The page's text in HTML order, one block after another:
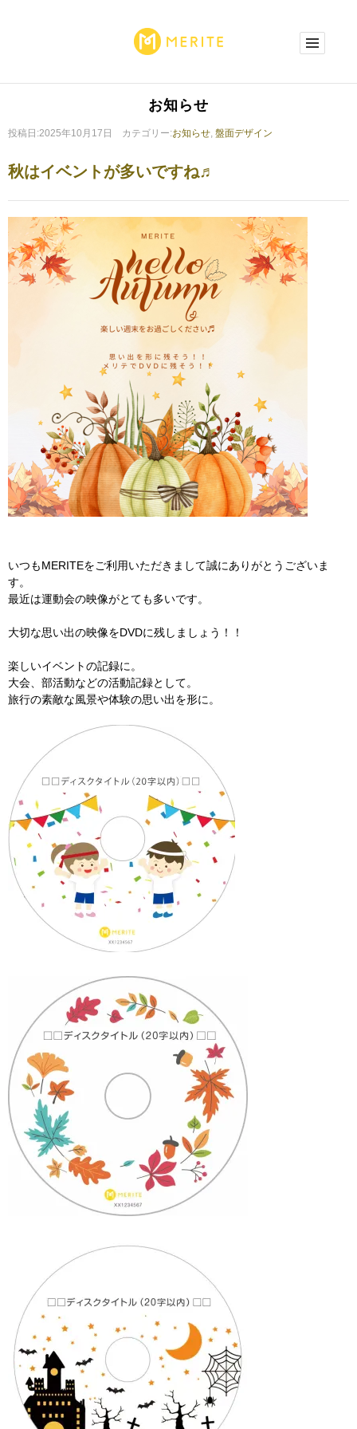
お知らせ
投稿日:2025年10月17日 カテゴリー:お知らせ, 盤面デザイン
秋はイベントが多いですね♬
いつもMERITEをご利用いただきまして誠にありがとうございま
す。
最近は運動会の映像がとても多いです。
大切な思い出の映像をDVDに残しましょう！！
楽しいイベントの記録に。
大会、部活動などの活動記録として。
旅行の素敵な風景や体験の思い出を形に。